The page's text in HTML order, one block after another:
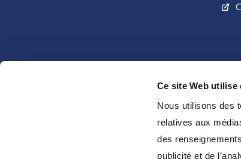
Ce site Web utilise
Nous utilisons des
relatives aux
des
publicité et de